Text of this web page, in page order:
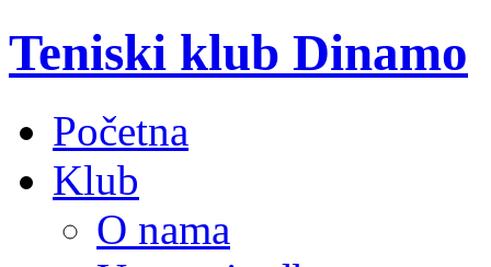
Teniski klub Dinamo
Početna
Klub
O nama